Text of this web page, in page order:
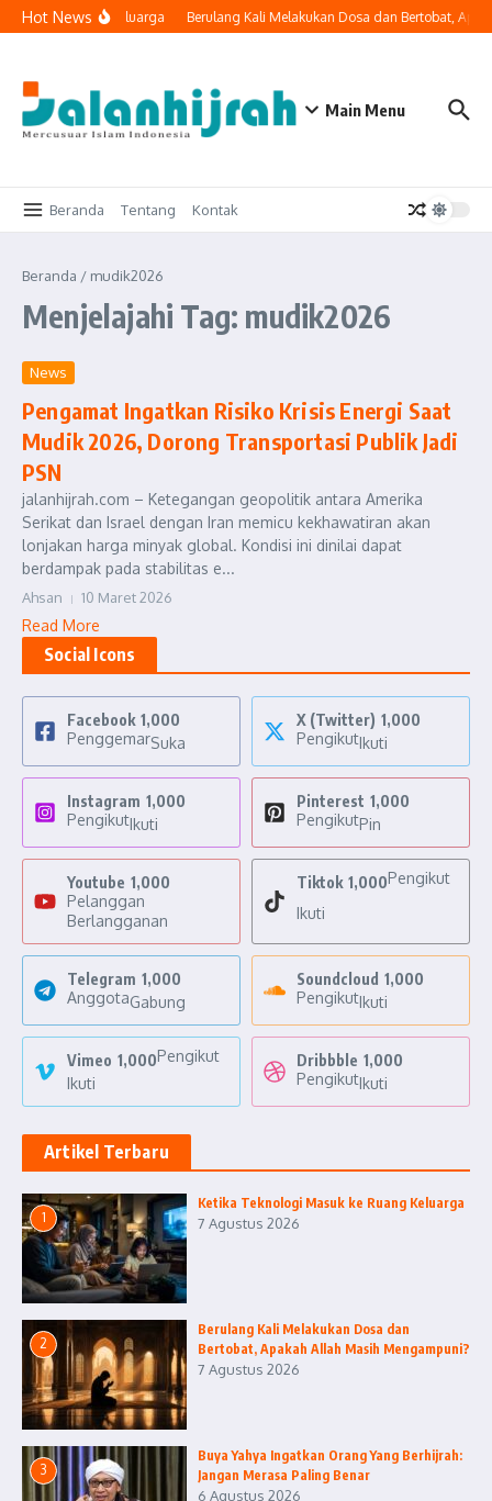
Lewati ke konten
Hot News
ke Ruang Keluarga Berulang Kali Melakukan Dosa dan Bertobat,
Main Menu
Beranda Tentang Kontak
Beranda / mudik2026
Menjelajahi Tag: mudik2026
News
Pengamat Ingatkan Risiko Krisis Energi Saat
Mudik 2026, Dorong Transportasi Publik Jadi
PSN
jalanhijrah.com – Ketegangan geopolitik antara Amerika
Serikat dan Israel dengan Iran memicu kekhawatiran akan
lonjakan harga minyak global. Kondisi ini dinilai dapat
berdampak pada stabilitas e...
Ahsan 10 Maret 2026
Read More
Social Icons
Facebook 1,000
PenggemarSuka
X (Twitter) 1,000
PengikutIkuti
Instagram 1,000
PengikutIkuti
Pinterest 1,000
PengikutPin
Youtube 1,000
Pelanggan
Berlangganan
Tiktok 1,000Pengikut
Ikuti
Telegram 1,000
AnggotaGabung
Soundcloud 1,000
PengikutIkuti
Vimeo 1,000Pengikut
Ikuti
Dribbble 1,000
PengikutIkuti
Artikel Terbaru
1
Ketika Teknologi Masuk ke Ruang Keluarga
7 Agustus 2026
2
Berulang Kali Melakukan Dosa dan
Bertobat, Apakah Allah Masih Mengampuni?
7 Agustus 2026
3
Buya Yahya Ingatkan Orang Yang Berhijrah:
Jangan Merasa Paling Benar
6 Agustus 2026